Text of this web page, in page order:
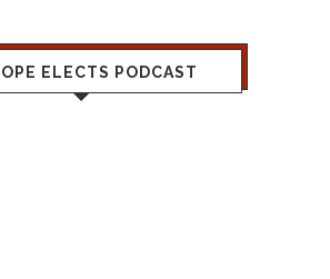
ELECTS PODCAST